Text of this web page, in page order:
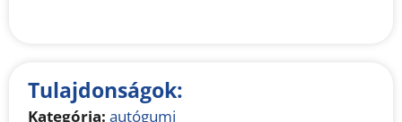
Tulajdonságok:
Kategória: autógumi